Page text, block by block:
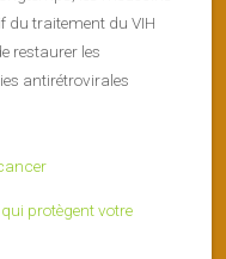
du traitement du VIH
restaurer les
antirétrovirales
protègent votre